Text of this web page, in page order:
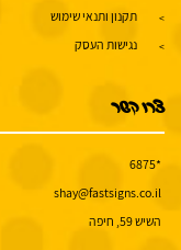
תקנון ותנאי שימוש
נגישות העסק
צרו קשר
*6875
shay@fastsigns.co.il
השיש 59, חיפה